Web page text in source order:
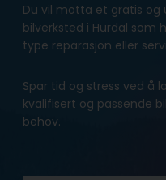
Du vil motta et gratis
bilverksted i Hurdal som
type reparasjon eller
Spar tid og stress ved å
kvalifisert og passende
behov.